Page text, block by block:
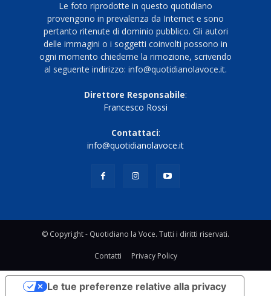
Le foto riprodotte in questo quotidiano
provengono in prevalenza da Internet e sono
pertanto ritenute di dominio pubblico. Gli autori
delle immagini o i soggetti coinvolti possono in
ogni momento chiederne la rimozione, scrivendo
al seguente indirizzo: info@quotidianolavoce.it.
Direttore Responsabile:
Francesco Rossi
Contattaci:
info@quotidianolavoce.it
© Copyright - Quotidiano la Voce. Tutti i diritti riservati.
Contatti Privacy Policy
Le tue preferenze relative alla privacy